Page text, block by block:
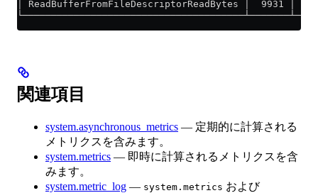
│
関連項目
system.asynchronous_metrics — 定期的に計算される
メトリクスを含みます。
system.metrics — 即時に計算されるメトリクスを含
みます。
system.metric_log — system.metrics および